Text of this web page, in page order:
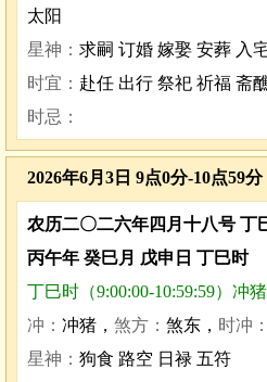
太阳
星神： 求嗣 订婚 嫁娶 安葬 入
时宜： 赴任 出行 祭祀 祈福 斋
时忌：
2026年6月3日 9点0分-10点59
农历二〇二六年四月十八号 丁
丙午年 癸巳月 戊申日 丁巳时
丁巳时（9:00:00-10:59:59）冲
冲： 冲猪， 煞方： 煞东， 时冲：
星神： 狗食 路空 日禄 五符